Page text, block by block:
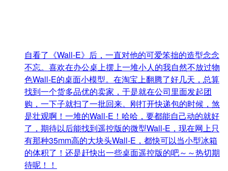
自看了《Wall-E》后，一直对他的可爱笨拙的造型念念
不忘。喜欢在办公桌上摆上一堆小人的我自然不放过物
色Wall-E的桌面小模型。在淘宝上翻腾了好几天，总算
找到一个货多品优的卖家，于是就在公司里面发起团
购，一下子就扫了一批回来。刚打开快递包的时候，煞
是壮观啊！一堆的Wall-E！哈哈，要都能自己动的就好
了，期待以后能找到遥控版的微型Wall-E，现在网上只
有那种35mm高的大块头Wall-E，都快可以当小型冰箱
的体积了！还是赶快出一些桌面遥控版的吧～～热切期
待呢！！